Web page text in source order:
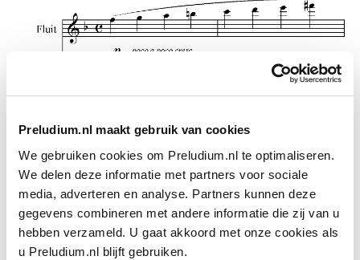
Preludium.nl maakt gebruik van cookies
We gebruiken cookies om Preludium.nl te optimaliseren.
We delen deze informatie met partners voor sociale
media, adverteren en analyse. Partners kunnen deze
gegevens combineren met andere informatie die zij van u
hebben verzameld. U gaat akkoord met onze cookies als
u Preludium.nl blijft gebruiken.
Fig. 2 Op driekwart van het Adagio citeert Bruckner Mozarts
Requiem: het ‘Qua resurget ex favilla’ uit het Lacrimosa